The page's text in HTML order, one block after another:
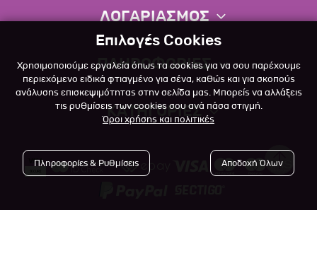
ΛΟΓΑΡΙΑΣΜΟΣ
Πληροφορίες λογαριασμού
Λίστα αγαπημένων
Πολιτική επιστροφών
ΠΛΗΡΟΦΟΡΙΕΣ
Σχετικά
Επικοινωνία
Blog
Όροι Χρήσης
Πολιτική Απορρήτου
ΚΑΤΗΓΟΡΙΕΣ
Επιλογές Cookies
Χρησιμοποιούμε εργαλεία όπως τα cookies για να σου παρέχουμε
περιεχόμενο ειδικά φτιαγμένο για σένα, καθώς και για σκοπούς
ανάλυσης επισκεψιμότητας στην σελίδα μας. Μπορείς να αλλάξεις
τις ρυθμίσεις των cookies σου ανά πάσα στιγμή.
Όροι χρήσης και πολιτικές
Πληροφορίες & Ρυθμίσεις Αποδοχή Όλων